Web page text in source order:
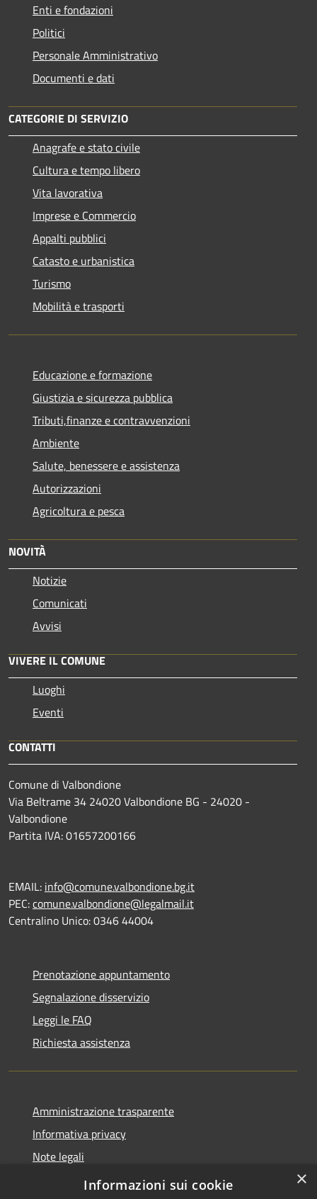
Enti e fondazioni
Politici
Personale Amministrativo
Documenti e dati
CATEGORIE DI SERVIZIO
Anagrafe e stato civile
Cultura e tempo libero
Vita lavorativa
Imprese e Commercio
Appalti pubblici
Catasto e urbanistica
Turismo
Mobilità e trasporti
Educazione e formazione
Giustizia e sicurezza pubblica
Tributi,finanze e contravvenzioni
Ambiente
Salute, benessere e assistenza
Autorizzazioni
Agricoltura e pesca
NOVITÀ
Notizie
Comunicati
Avvisi
VIVERE IL COMUNE
Luoghi
Eventi
CONTATTI
Comune di Valbondione
Via Beltrame 34 24020 Valbondione BG - 24020 -
Valbondione
Partita IVA: 01657200166
EMAIL: info@comune.valbondione.bg.it
PEC:comune.valbondione@legalmail.it
Centralino Unico: 0346 44004
Prenotazione appuntamento
Segnalazione disservizio
Leggi le FAQ
Richiesta assistenza
Amministrazione trasparente
Informativa privacy
Note legali
Dichiarazione di accessibilità
×
Informazioni sui cookie